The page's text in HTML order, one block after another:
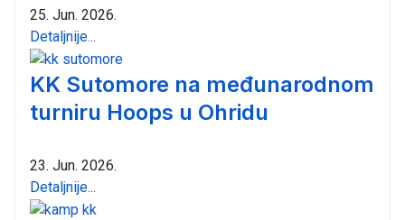
25. Jun. 2026.
Detaljnije...
KK Sutomore na međunarodnom
turniru Hoops u Ohridu
23. Jun. 2026.
Detaljnije...